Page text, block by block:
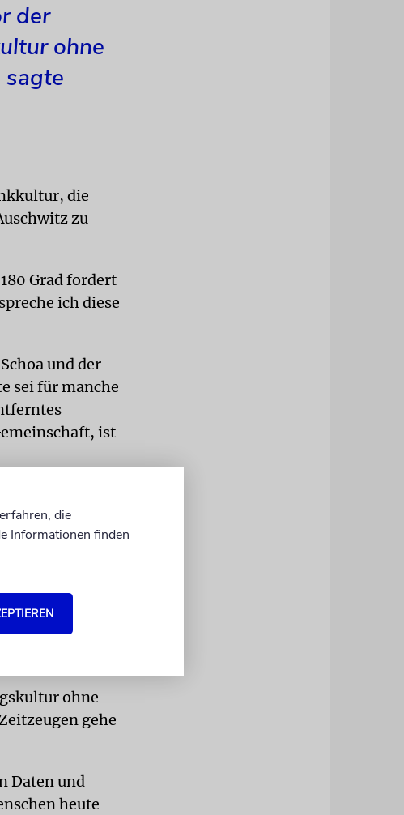
der
ohne
die
zu
Grad fordert
ich diese
und der
sei für manche
ist
sich
ohne
gehe
Daten und
heute
die
Informationen finden